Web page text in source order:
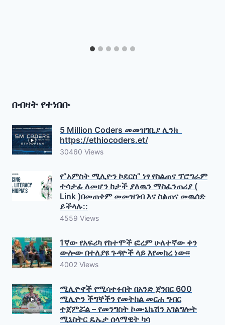
በብዛት የተነበቡ
5 Million Coders መመዝገቢያ ሊንክ
https://ethiocoders.et/
30460 Views
የ”አምስት ሚሊዮን ኮደርስ” ነፃ የስልጠና ፕሮግራም
ተሳታፊ ለመሆን ከታች ያለዉን ማስፈንጠሪያ (
Link )በመጠቀም መመዝገብ እና ስልጠና መዉሰድ
ይችላሉ::
4559 Views
1ኛው የአፍሪካ የከተሞች ፎረም ሁለተኛው ቀን
ውሎው በተለያዩ ጉዳዮች ላይ እየመከረ ነው፡፡
4002 Views
ሚሊዮኖች የሚሳተፉበት በአንድ ጀንበር 600
ሚሊዮን ችግኞችን የመትከል መርሐ ግብር
ተጀምሯል – የመንግስት ኮሙኒኬሽን አገልግሎት
ሚኒስትር ዴኤታ ሰላማዊት ካሳ